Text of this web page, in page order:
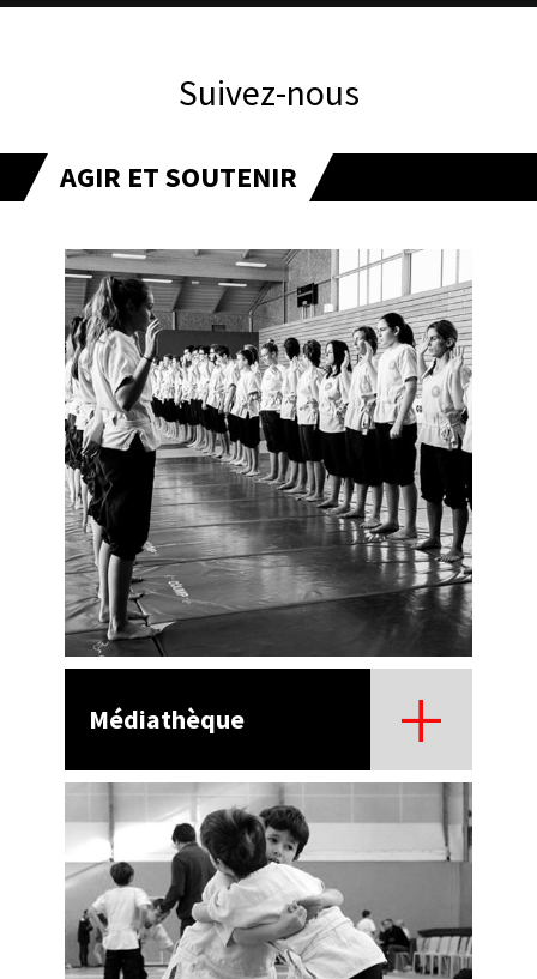
Suivez-nous
AGIR ET SOUTENIR
Médiathèque